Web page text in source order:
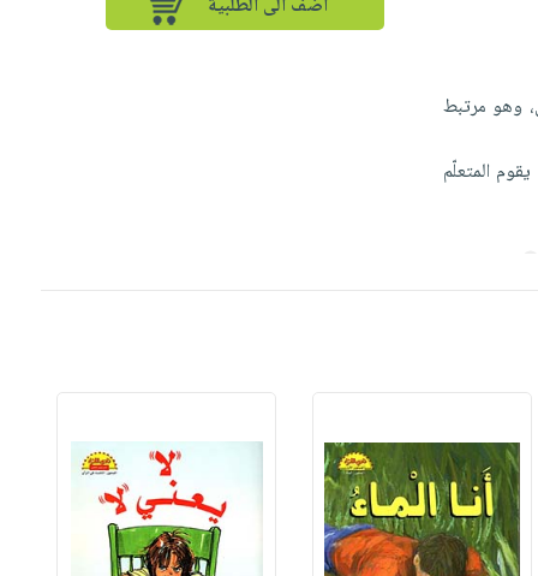
وهو مرتبط
المتعلّم